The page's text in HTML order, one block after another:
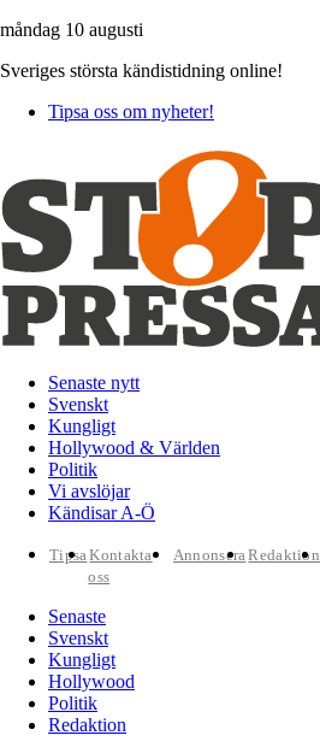
måndag 10 augusti
Sveriges största kändistidning online!
Tipsa oss om nyheter!
Senaste nytt
Svenskt
Kungligt
Hollywood & Världen
Politik
Vi avslöjar
Kändisar A-Ö
TipsaKontakta
oss
AnnonseraRedaktion
Senaste
Svenskt
Kungligt
Hollywood
Politik
Redaktion